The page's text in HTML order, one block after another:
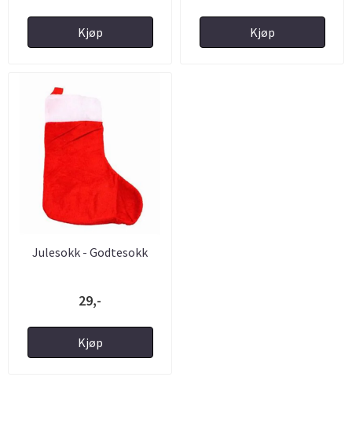
Kjøp Kjøp
Julesokk - Godtesokk
29,-
Kjøp